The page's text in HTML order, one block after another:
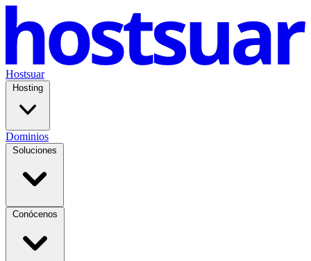
Hostsuar
Hosting
Dominios
Soluciones
Conócenos